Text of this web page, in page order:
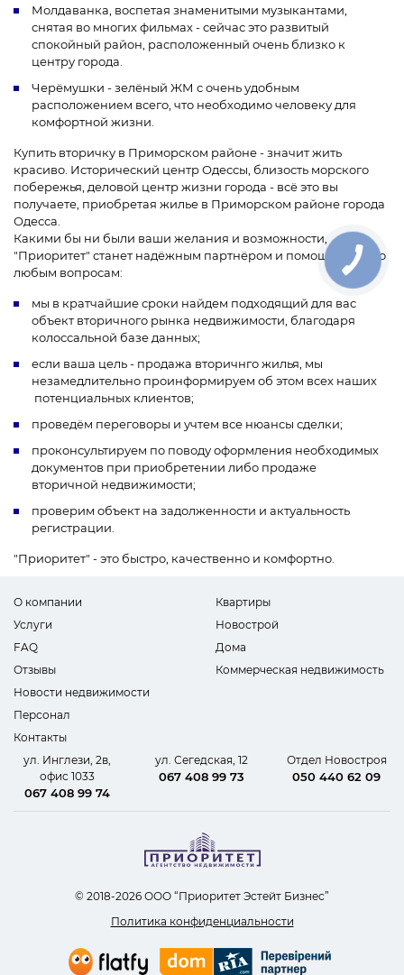
Молдаванка, воспетая знаменитыми музыкантами,
снятая во многих фильмах - сейчас это развитый
спокойный район, расположенный очень близко к
центру города.
Черёмушки - зелёный ЖМ с очень удобным
расположением всего, что необходимо человеку для
комфортной жизни.
Купить вторичку в Приморском районе - значит жить
красиво. Исторический центр Одессы, близость морского
побережья, деловой центр жизни города - всё это вы
получаете, приобретая жилье в Приморском районе города
Одесса.
Какими бы ни были ваши желания и возможности,
"Приоритет" станет надёжным партнёром и помощником по
любым вопросам:
мы в кратчайшие сроки найдем подходящий для вас
объект вторичного рынка недвижимости, благодаря
колоссальной базе данных;
если ваша цель - продажа вторичнго жилья, мы
незамедлительно проинформируем об этом всех наших
потенциальных клиентов;
проведём переговоры и учтем все нюансы сделки;
проконсультируем по поводу оформления необходимых
документов при приобретении либо продаже
вторичной недвижимости;
проверим объект на задолженности и актуальность
регистрации.
"Приоритет" - это быстро, качественно и комфортно.
О компании
Услуги
FAQ
Отзывы
Новости недвижимости
Персонал
Контакты
Квартиры
Новострой
Дома
Коммерческая недвижимость
ул. Инглези, 2в,
офис 1033
067 408 99 74
ул. Сегедская, 12
067 408 99 73
Отдел Новостроя
050 440 62 09
© 2018-2026 ООО “Приоритет Эстейт Бизнес”
Политика конфиденциальности